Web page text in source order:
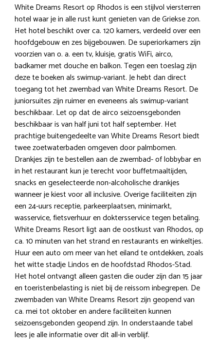
White Dreams Resort op Rhodos is een stijlvol viersterren
hotel waar je in alle rust kunt genieten van de Griekse zon.
Het hotel beschikt over ca. 120 kamers, verdeeld over een
hoofdgebouw en zes bijgebouwen. De superiorkamers zijn
voorzien van o. a. een tv, kluisje, gratis WiFi, airco,
badkamer met douche en balkon. Tegen een toeslag zijn
deze te boeken als swimup-variant. Je hebt dan direct
toegang tot het zwembad van White Dreams Resort. De
juniorsuites zijn ruimer en eveneens als swimup-variant
beschikbaar. Let op dat de airco seizoensgebonden
beschikbaar is van half juni tot half september. Het
prachtige buitengedeelte van White Dreams Resort biedt
twee zoetwaterbaden omgeven door palmbomen.
Drankjes zijn te bestellen aan de zwembad- of lobbybar en
in het restaurant kun je terecht voor buffetmaaltijden,
snacks en geselecteerde non-alcoholische drankjes
wanneer je kiest voor all inclusive. Overige faciliteiten zijn
een 24-uurs receptie, parkeerplaatsen, minimarkt,
wasservice, fietsverhuur en doktersservice tegen betaling.
White Dreams Resort ligt aan de oostkust van Rhodos, op
ca. 10 minuten van het strand en restaurants en winkeltjes.
Huur een auto om meer van het eiland te ontdekken, zoals
het witte stadje Lindos en de hoofdstad Rhodos-Stad.
Het hotel ontvangt alleen gasten die ouder zijn dan 15 jaar
en toeristenbelasting is niet bij de reissom inbegrepen. De
zwembaden van White Dreams Resort zijn geopend van
ca. mei tot oktober en andere faciliteiten kunnen
seizoensgebonden geopend zijn. In onderstaande tabel
lees je alle informatie over dit all-in verblijf.